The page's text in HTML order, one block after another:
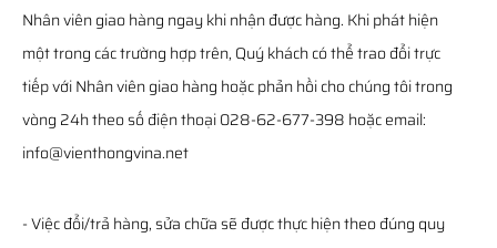
Nhân viên giao hàng ngay khi nhận được hàng. Khi phát hiện
một trong các trường hợp trên, Quý khách có thể trao đổi trực
tiếp với Nhân viên giao hàng hoặc phản hồi cho chúng tôi trong
vòng 24h theo số điện thoại 028-62-677-398 hoặc email:
info@vienthongvina.net
- Việc đổi/trả hàng, sửa chữa sẽ được thực hiện theo đúng quy